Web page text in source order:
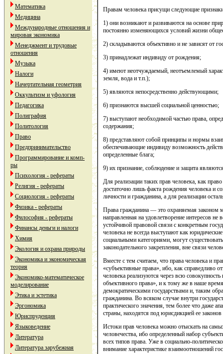
Математика
Медицина
Международные отношения и
мировая экономика
Менеджмент и трудовые
отношения
Музыка
Налоги
Начертательная геометрия
Оккультизм и уфология
Педагогика
Полиграфия
Политология
Право
Предпринимательство
Программирование и комп-
ры
Психология - рефераты
Религия - рефераты
Социология - рефераты
Физика - рефераты
Философия - рефераты
Финансы деньги и налоги
Химия
Экология и охрана природы
Экономика и экономическая
теория
Экономико-математическое
моделирование
Этика и эстетика
Эргономика
Юриспруденция
Языковедение
Литература
Литература зарубежная
Правам человека присущи следующие
1) они возникают и развиваются на основе
постоянно изменяющихся условий жизни
2) складываются объективно и не зависят от
3) принадлежат индивиду от рождения;
4) имеют неотчуждаемый, неотъемлемый
земля, вода и т.п.);
5) являются непосредственно действующими;
6) признаются высшей социальной ценностью;
7) выступают необходимой частью права,
содержания;
8) представляют собой принципы и нормы
обеспечивающие индивиду возможность
определенные блага;
9) их признание, соблюдение и защита
Для реализации таких прав человека, как
достаточно лишь факта рождения человека и
личности и гражданина, а для реализации
Права гражданина — это охраняемая законом
направленная на удовлетворение интересов
устойчивой правовой связи с конкретным
человека не всегда выступают как
социальными категориями, могут
законодательного закрепления, вне связи
Вместе с тем считаем, что права человека и
«субъективные права», ибо, как справедливо
человека реализуются через всю
объективного права», и к тому же в наше
демократическими государствами и, таким
гражданина. Во всяком случае внутри
практического значения, тем более что даже
страны, находятся под юрисдикцией ее
Истоки прав человека можно отыскать на
человечества, ибо определенный набор
всех типов права. Уже в социально-
внимание характеристике взаимоотношений